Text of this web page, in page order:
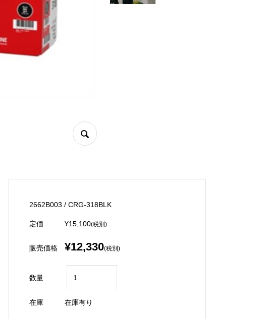
2662B003 / CRG-318BLK
定価 ¥15,100(税別)
販売価格 ¥12,330(税別)
数量
在庫 在庫有り